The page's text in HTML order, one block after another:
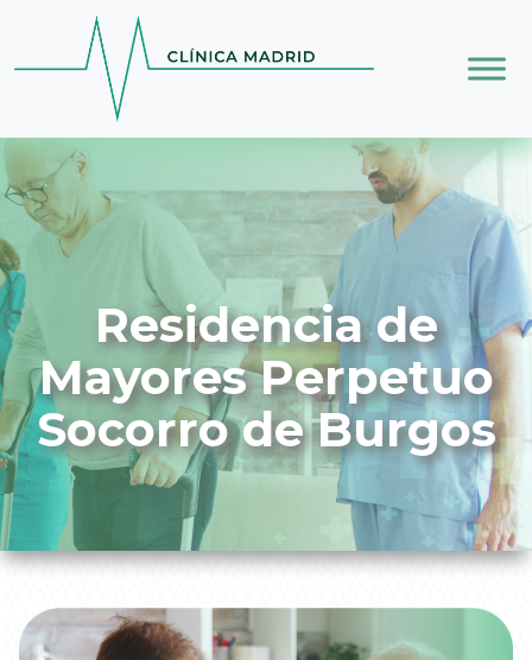
Skip to main content
Residencia de
Mayores Perpetuo
Socorro de Burgos